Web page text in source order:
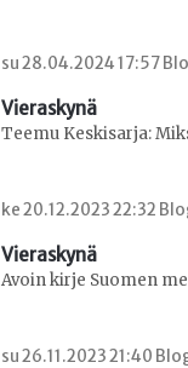
su 28.04.2024 17:57
Vieraskynä
Teemu Keskisarja:
ke 20.12.2023 22:32
Vieraskynä
Avoin kirje Suomen
su 26.11.2023 21:40